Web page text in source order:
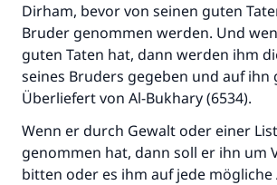
Dirham, bevor von seinen guten
Bruder genommen werden. Und
guten Taten hat, dann werden ihm
seines Bruders gegeben und auf ihn
Überliefert von Al-Bukhary (6534).
Wenn er durch Gewalt oder einer
genommen hat, dann soll er ihn um
bitten oder es ihm auf jede mögliche